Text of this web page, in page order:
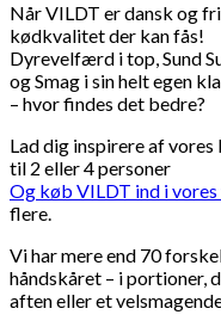
Når VILDT er dansk og
kødkvalitet der kan fås!
Dyrevelfærd i top, Sund
og Smag i sin helt egen
– hvor findes det bedre?
Lad dig inspirere af
til 2 eller 4 personer
Og køb VILDT ind i
flere.
Vi har mere end 70
håndskåret – i portioner,
aften eller et